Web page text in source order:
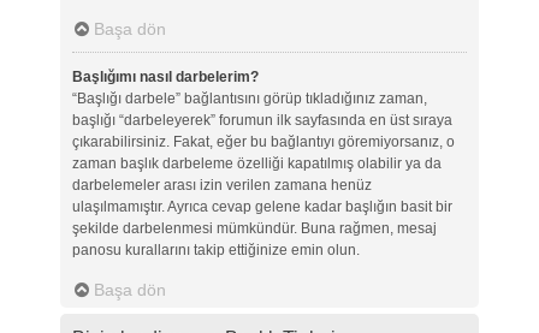
Başa dön
Başlığımı nasıl darbelerim?
“Başlığı darbele” bağlantısını görüp tıkladığınız zaman,
başlığı “darbeleyerek” forumun ilk sayfasında en üst sıraya
çıkarabilirsiniz. Fakat, eğer bu bağlantıyı göremiyorsanız, o
zaman başlık darbeleme özelliği kapatılmış olabilir ya da
darbelemeler arası izin verilen zamana henüz
ulaşılmamıştır. Ayrıca cevap gelene kadar başlığın basit bir
şekilde darbelenmesi mümkündür. Buna rağmen, mesaj
panosu kurallarını takip ettiğinize emin olun.
Başa dön